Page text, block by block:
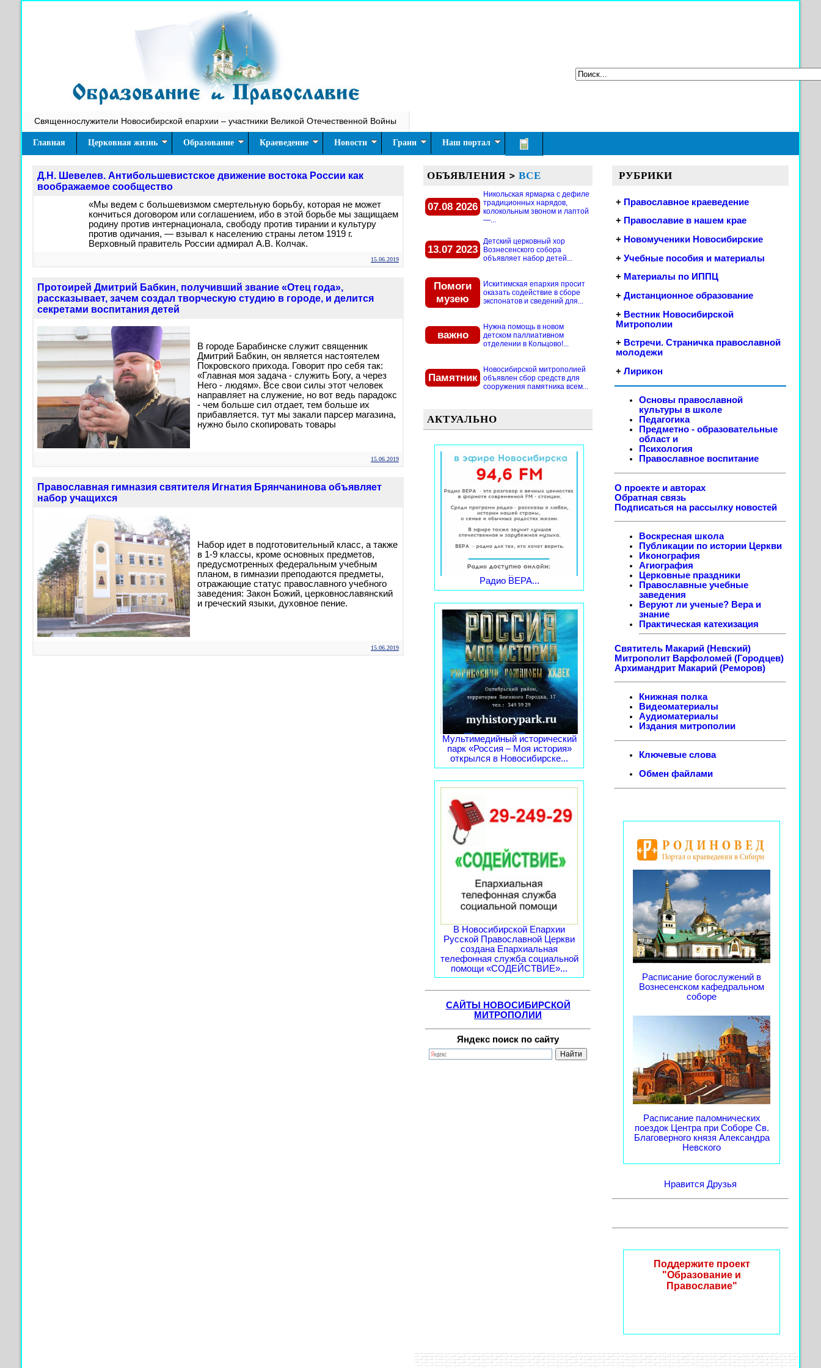
Священнослужители Новосибирской епархии – участники Великой Отечественной Войны
Главная Церковная жизнь Образование Краеведение Новости Грани Наш портал
Д.Н. Шевелев. Антибольшевистское движение востока России как
воображаемое сообщество
«Мы ведем с большевизмом смертельную борьбу, которая не может
кончиться договором или соглашением, ибо в этой борьбе мы защищаем
родину против интернационала, свободу против тирании и культуру
против одичания, — взывал к населению страны летом 1919 г.
Верховный правитель России адмирал А.В. Колчак.
15.06.2019
Протоирей Дмитрий Бабкин, получивший звание «Отец года»,
рассказывает, зачем создал творческую студию в городе, и делится
секретами воспитания детей
В городе Барабинске служит священник
Дмитрий Бабкин, он является настоятелем
Покровского прихода. Говорит про себя так:
«Главная моя задача - служить Богу, а через
Него - людям». Все свои силы этот человек
направляет на служение, но вот ведь парадокс
- чем больше сил отдает, тем больше их
прибавляется. тут мы закали парсер магазина,
нужно было скопировать товары
15.06.2019
Православная гимназия святителя Игнатия Брянчанинова объявляет
набор учащихся
Набор идет в подготовительный класс, а также
в 1-9 классы, кроме основных предметов,
предусмотренных федеральным учебным
планом, в гимназии преподаются предметы,
отражающие статус православного учебного
заведения: Закон Божий, церковнославянский
и греческий языки, духовное пение.
15.06.2019
ОБЪЯВЛЕНИЯ > ВСЕ
07.08 2026
Никольская ярмарка с дефиле
традиционных нарядов,
колокольным звоном и лаптой
—...
13.07 2023
Детский церковный хор
Вознесенского собора
объявляет набор детей...
Помоги
музею
Искитимская епархия просит
оказать содействие в сборе
экспонатов и сведений для...
важно
Нужна помощь в новом
детском паллиативном
отделении в Кольцово!...
Памятник
Новосибирской митрополией
объявлен сбор средств для
сооружения памятника всем...
АКТУАЛЬНО
Радио ВЕРА...
Мультимедийный исторический
парк «Россия – Моя история»
открылся в Новосибирске...
В Новосибирской Епархии
Русской Православной Церкви
создана Епархиальная
телефонная служба социальной
помощи «СОДЕЙСТВИЕ»...
САЙТЫ НОВОСИБИРСКОЙ
МИТРОПОЛИИ
Яндекс поиск по сайту
РУБРИКИ
+ Православное краеведение
+ Православие в нашем крае
+ Новомученики Новосибирские
+ Учебные пособия и материалы
+ Материалы по ИППЦ
+ Дистанционное образование
+ Вестник Новосибирской
Митрополии
+ Встречи. Страничка православной
молодежи
+ Лирикон
Основы православной
культуры в школе
Педагогика
Предметно - образовательные
област и
Психология
Православное воспитание
О проекте и авторах
Обратная связь
Подписаться на рассылку новостей
Воскресная школа
Публикации по истории Церкви
Иконография
Агиография
Церковные праздники
Православные учебные
заведения
Веруют ли ученые? Вера и
знание
Практическая катехизация
Святитель Макарий (Невский)
Митрополит Варфоломей (Городцев)
Архимандрит Макарий (Реморов)
Книжная полка
Видеоматериалы
Аудиоматериалы
Издания митрополии
Ключевые слова
Обмен файлами
Расписание богослужений в
Вознесенском кафедральном
соборе
Расписание паломнических
поездок Центра при Соборе Св.
Благоверного князя Александра
Невского
Нравится Друзья
Поддержите проект
"Образование и
Православие"